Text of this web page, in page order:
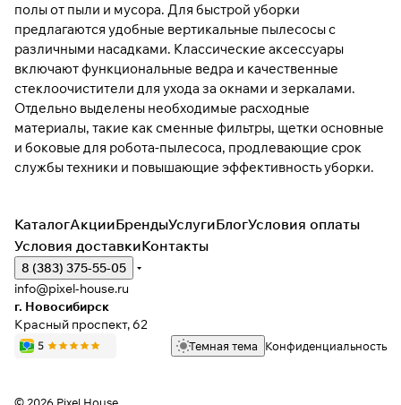
полы от пыли и мусора. Для быстрой уборки
предлагаются удобные вертикальные пылесосы с
различными насадками. Классические аксессуары
включают функциональные ведра и качественные
стеклоочистители для ухода за окнами и зеркалами.
Отдельно выделены необходимые расходные
материалы, такие как сменные фильтры, щетки основные
и боковые для робота-пылесоса, продлевающие срок
службы техники и повышающие эффективность уборки.
КаталогАкцииБрендыУслугиБлогУсловия оплаты
Условия доставкиКонтакты
8 (383) 375-55-05
info@pixel-house.ru
г. Новосибирск
Красный проспект, 62
Темная тема Конфиденциальность